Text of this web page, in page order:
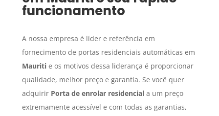
funcionamento
A nossa empresa é líder e referência em
fornecimento de portas residenciais automáticas em
Mauritie os motivos dessa liderança é proporcionar
qualidade, melhor preço e garantia. Se você quer
adquirir Porta de enrolar residenciala um preço
extremamente acessível e com todas as garantias,